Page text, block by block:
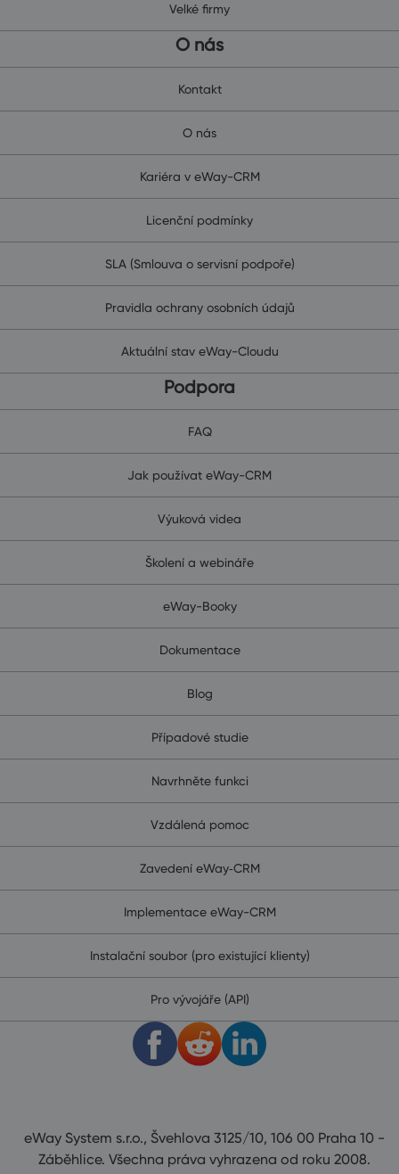
Velké firmy
O nás
Kontakt
O nás
Kariéra v eWay-CRM
Licenční podmínky
SLA (Smlouva o servisní podpoře)
Pravidla ochrany osobních údajů
Aktuální stav eWay-Cloudu
Podpora
FAQ
Jak používat eWay-CRM
Výuková videa
Školení a webináře
eWay-Booky
Dokumentace
Blog
Případové studie
Navrhněte funkci
Vzdálená pomoc
Zavedení eWay‑CRM
Implementace eWay-CRM
Instalační soubor (pro existující klienty)
Pro vývojáře (API)
eWay System s.r.o., Švehlova 3125/10, 106 00 Praha 10 -
Záběhlice. Všechna práva vyhrazena od roku 2008.